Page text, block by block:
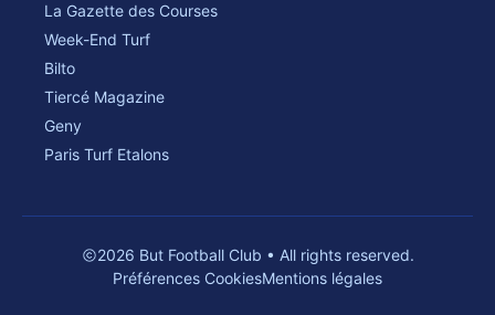
La Gazette des Courses
Week-End Turf
Bilto
Tiercé Magazine
Geny
Paris Turf Etalons
2026 But Football Club • All rights reserved.
Préférences CookiesMentions légales